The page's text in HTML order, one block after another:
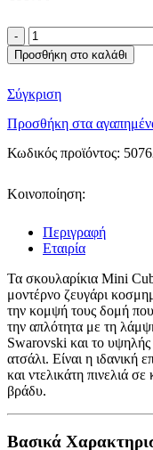
Coeur
de
Lion
με
Swarovski
ποσότητα
Προσθήκη στο καλάθι
Σύγκριση
Προσθήκη στα
Κωδικός προϊόντος:
Κοινοποίηση:
Περιγραφή
Εταιρία
Τα σκουλαρίκια Mini
μοντέρνο ζευγάρι
την κομψή τους δομή
την απλότητα με τη
Swarovski και το υψηλής
ατσάλι. Είναι η ιδανική
και ντελικάτη πινελιά
βράδυ.
Βασικά